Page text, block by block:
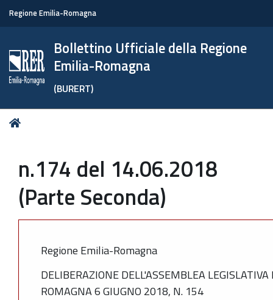
Regione Emilia-Romagna
Bollettino Ufficiale della Regione
Emilia-Romagna
(BURERT)
Tu
n.174 del 14.06.2018
(Parte Seconda)
Regione Emilia-Romagna
DELIBERAZIONE DELL'ASSEMBLEA
ROMAGNA 6 GIUGNO 2018, N. 154